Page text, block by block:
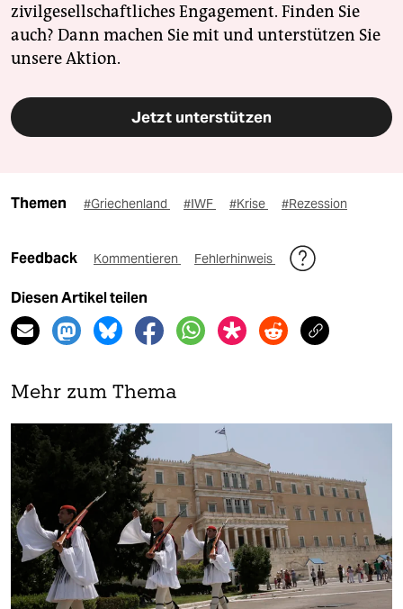
zivilgesellschaftliches Engagement. Finden Sie
auch? Dann machen Sie mit und unterstützen Sie
unsere Aktion.
Jetzt unterstützen
Themen #Griechenland #IWF #Krise #Rezession
Feedback Kommentieren Fehlerhinweis
Diesen Artikel teilen
Mehr zum Thema